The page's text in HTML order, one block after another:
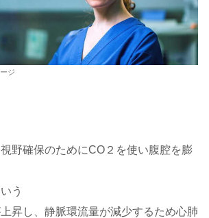
ジ
野確保のためにCO２を使い腹腔を膨
う
昇し、静脈環流量が減少するため心肺